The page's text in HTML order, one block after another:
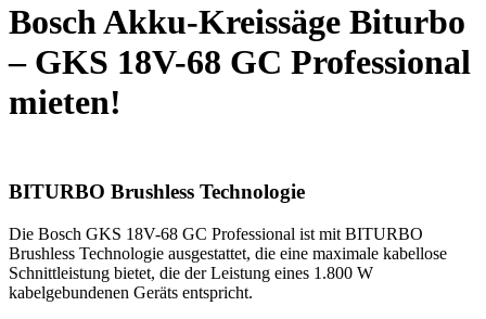
Bosch Akku-Kreissäge Biturbo
– GKS 18V-68 GC Professional
mieten!
BITURBO Brushless Technologie
Die Bosch GKS 18V-68 GC Professional ist mit BITURBO
Brushless Technologie ausgestattet, die eine maximale kabellose
Schnittleistung bietet, die der Leistung eines 1.800 W
kabelgebundenen Geräts entspricht.